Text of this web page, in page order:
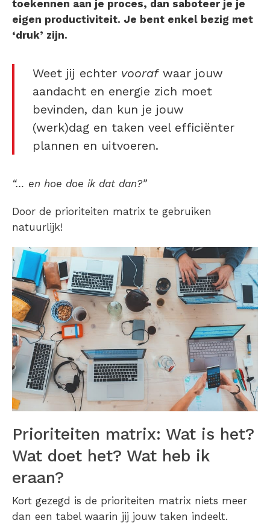
toekennen aan je proces, dan saboteer je je
eigen productiviteit. Je bent enkel bezig met
‘druk’ zijn.
Weet jij echter voorafwaar jouw
aandacht en energie zich moet
bevinden, dan kun je jouw
(werk)dag en taken veel efficiënter
plannen en uitvoeren.
“… en hoe doe ik dat dan?”
Door de prioriteiten matrix te gebruiken
natuurlijk!
Prioriteiten matrix: Wat is het?
Wat doet het? Wat heb ik
eraan?
Kort gezegd is de prioriteiten matrix niets meer
dan een tabel waarin jij jouw taken indeelt.